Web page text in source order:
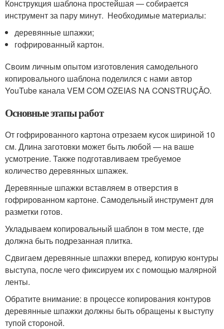
Конструкция шаблона простейшая — собирается
инструмент за пару минут. Необходимые материалы:
деревянные шпажки;
гофрированный картон.
Своим личным опытом изготовления самодельного
копировального шаблона поделился с нами автор
YouTube канала VEM COM OZEIAS NA CONSTRUÇÃO.
Основные этапы работ
От гофрированного картона отрезаем кусок шириной 10
см. Длина заготовки может быть любой — на ваше
усмотрение. Также подготавливаем требуемое
количество деревянных шпажек.
Деревянные шпажки вставляем в отверстия в
гофрированном картоне. Самодельный инструмент для
разметки готов.
Укладываем копировальный шаблон в том месте, где
должна быть подрезанная плитка.
Сдвигаем деревянные шпажки вперед, копирую контуры
выступа, после чего фиксируем их с помощью малярной
ленты.
Обратите внимание: в процессе копирования контуров
деревянные шпажки должны быть обращены к выступу
тупой стороной.